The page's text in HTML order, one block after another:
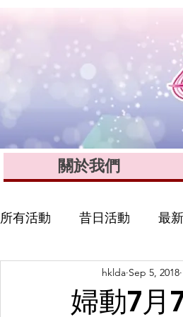
關於我們
所有活動 昔日活動 最
婦動7月
hklda Sep 5, 2018